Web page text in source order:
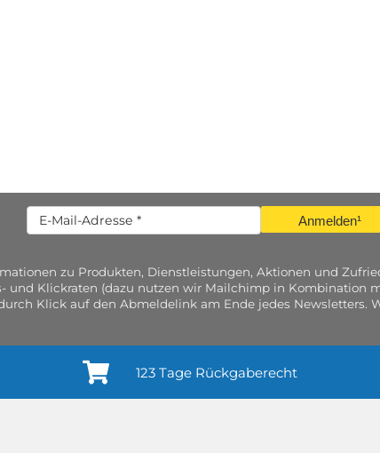
Anmelden¹
zu Produkten, Dienstleistungen, Aktionen und
und Klickraten (dazu nutzen wir Mailchimp in Kombination
Klick auf den Abmeldelink am Ende jedes Newsletters.
123 Tage Rückgaberecht